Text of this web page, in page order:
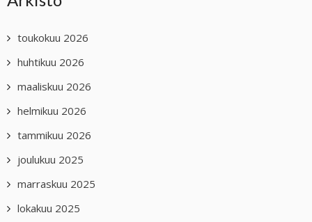
toukokuu 2026
huhtikuu 2026
maaliskuu 2026
helmikuu 2026
tammikuu 2026
joulukuu 2025
marraskuu 2025
lokakuu 2025